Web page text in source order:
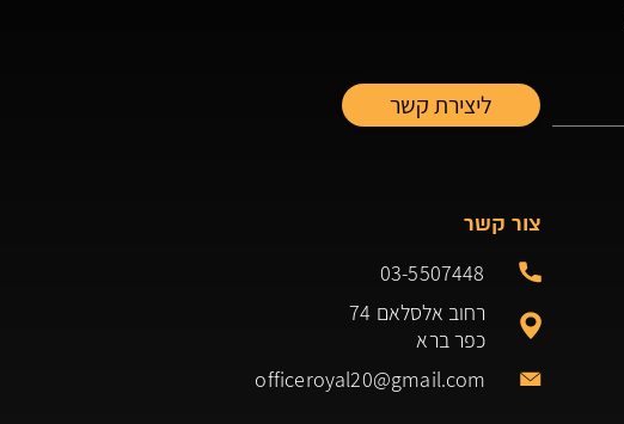
צור קשר
03-5507448
רחוב אלסלאם 74
כפר ברא
officeroyal20@gmail.com